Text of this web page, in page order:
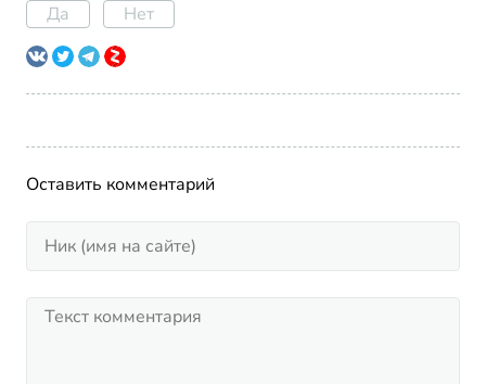
Да
Нет
Оставить комментарий